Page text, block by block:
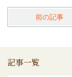
前の記事
記事一覧